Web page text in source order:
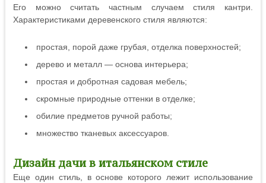
Его можно считать частным случаем стиля кантри.
Характеристиками деревенского стиля являются:
простая, порой даже грубая, отделка поверхностей;
дерево и металл — основа интерьера;
простая и добротная садовая мебель;
скромные природные оттенки в отделке;
обилие предметов ручной работы;
множество тканевых аксессуаров.
Дизайн дачи в итальянском стиле
Еще один стиль, в основе которого лежит использование